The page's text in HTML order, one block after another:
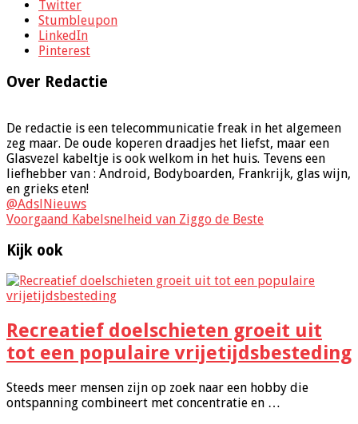
Twitter
Stumbleupon
LinkedIn
Pinterest
Over Redactie
De redactie is een telecommunicatie freak in het algemeen
zeg maar. De oude koperen draadjes het liefst, maar een
Glasvezel kabeltje is ook welkom in het huis. Tevens een
liefhebber van : Android, Bodyboarden, Frankrijk, glas wijn,
en grieks eten!
@AdslNieuws
Voorgaand Kabelsnelheid van Ziggo de Beste
Kijk ook
Recreatief doelschieten groeit uit
tot een populaire vrijetijdsbesteding
Steeds meer mensen zijn op zoek naar een hobby die
ontspanning combineert met concentratie en …